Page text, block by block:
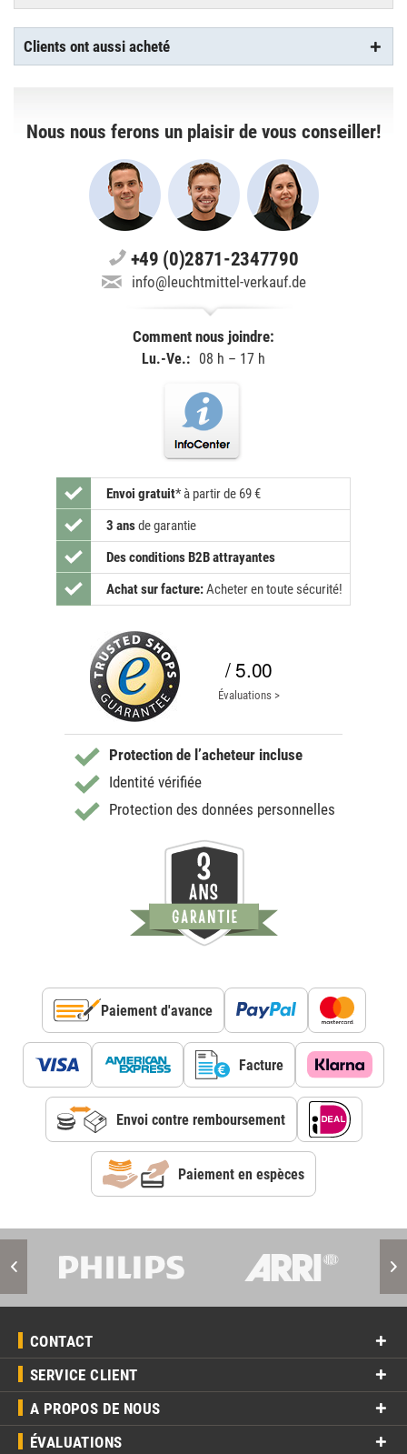
Clients ont aussi acheté
Nous nous ferons un plaisir de vous conseiller!
+49 (0)2871-2347790
info@leuchtmittel-verkauf.de
Comment nous joindre:
Lu.-Ve.: 08 h – 17 h
Envoi gratuit* à partir de 69 €
3 ansde garantie
Des conditions B2B attrayantes
Achat sur facture:Acheter en toute sécurité!
/ 5.00
Évaluations >
Protection de l’acheteur incluse
Identité vérifiée
Protection des données personnelles
Paiement d'avance
Facture
Envoi contre remboursement
Paiement en espèces
CONTACT
SERVICE CLIENT
A PROPOS DE NOUS
ÉVALUATIONS